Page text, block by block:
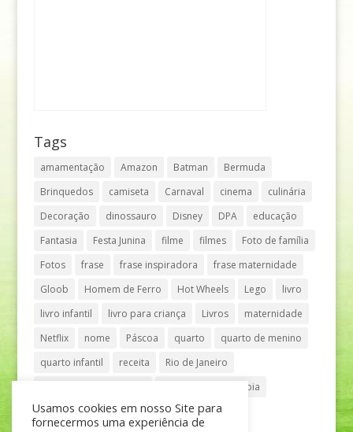
Tags
amamentação Amazon Batman
Bermuda
Brinquedos
camiseta Carnaval cinema
culinária
Decoração
dinossauro Disney DPA
educação
Fantasia
Festa Junina filme filmes
Foto de família
Fotos
frase frase inspiradora
frase maternidade
Gloob
Homem de Ferro Hot Wheels Lego
livro
livro infantil
livro para criança Livros
maternidade
Netflix
nome Páscoa quarto
quarto de menino
quarto infantil
receita
Rio de Janeiro
Shopping Vila Olímpia
São Paulo
teatro tênis
Usamos cookies em nosso Site para
fornecermos uma experiência de